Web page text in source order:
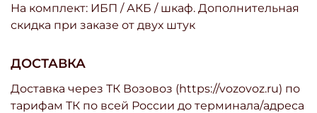
На комплект: ИБП / АКБ / шкаф. Дополнительная
скидка при заказе от двух штук
ДОСТАВКА
Доставка через ТК Возовоз (https://vozovoz.ru) по
тарифам ТК по всей России до терминала/адреса